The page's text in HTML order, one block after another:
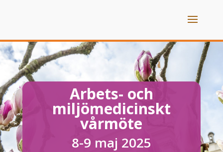
Arbets- och
miljömedicinskt
vårmöte
8-9 maj 2025